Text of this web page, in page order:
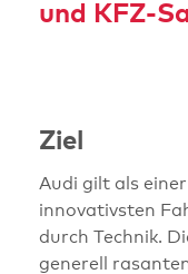
und KFZ-
Ziel
Audi gilt als
innovativsten
durch Technik.
generell